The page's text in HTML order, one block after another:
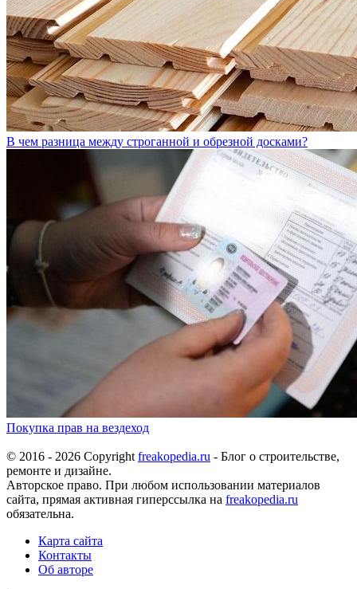
В чем разница между строганной и обрезной досками?
Покупка прав на вездеход
© 2016 - 2026 Copyright freakopedia.ru - Блог о строительстве,
ремонте и дизайне.
Авторское право. При любом использовании материалов
сайта, прямая активная гиперссылка на freakopedia.ru
обязательна.
Карта сайта
Контакты
Об авторе